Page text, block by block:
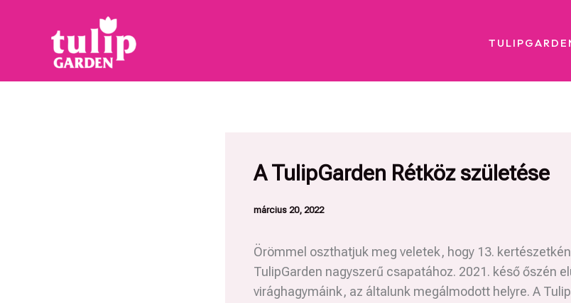
A TulipGarden Rétköz születése
március 20, 2022
Örömmel oszthatjuk meg veletek, hogy 13.
TulipGarden nagyszerű csapatához. 2021. késő őszén
virághagymáink, az általunk megálmodott helyre. A